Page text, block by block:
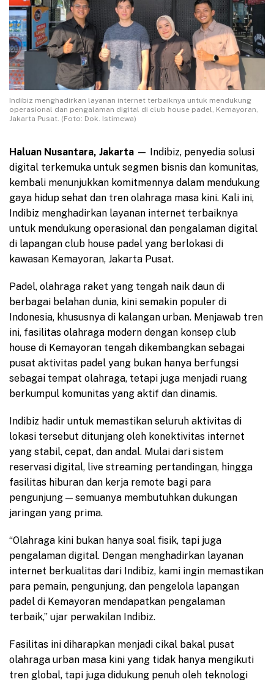
Indibiz menghadirkan layanan internet terbaiknya untuk mendukung
operasional dan pengalaman digital di club house padel, Kemayoran,
Jakarta Pusat. (Foto: Dok. Istimewa)
Haluan Nusantara, Jakarta — Indibiz, penyedia solusi
digital terkemuka untuk segmen bisnis dan komunitas,
kembali menunjukkan komitmennya dalam mendukung
gaya hidup sehat dan tren olahraga masa kini. Kali ini,
Indibiz menghadirkan layanan internet terbaiknya
untuk mendukung operasional dan pengalaman digital
di lapangan club house padel yang berlokasi di
kawasan Kemayoran, Jakarta Pusat.
Padel, olahraga raket yang tengah naik daun di
berbagai belahan dunia, kini semakin populer di
Indonesia, khususnya di kalangan urban. Menjawab tren
ini, fasilitas olahraga modern dengan konsep club
house di Kemayoran tengah dikembangkan sebagai
pusat aktivitas padel yang bukan hanya berfungsi
sebagai tempat olahraga, tetapi juga menjadi ruang
berkumpul komunitas yang aktif dan dinamis.
Indibiz hadir untuk memastikan seluruh aktivitas di
lokasi tersebut ditunjang oleh konektivitas internet
yang stabil, cepat, dan andal. Mulai dari sistem
reservasi digital, live streaming pertandingan, hingga
fasilitas hiburan dan kerja remote bagi para
pengunjung — semuanya membutuhkan dukungan
jaringan yang prima.
“Olahraga kini bukan hanya soal fisik, tapi juga
pengalaman digital. Dengan menghadirkan layanan
internet berkualitas dari Indibiz, kami ingin memastikan
para pemain, pengunjung, dan pengelola lapangan
padel di Kemayoran mendapatkan pengalaman
terbaik,” ujar perwakilan Indibiz.
Fasilitas ini diharapkan menjadi cikal bakal pusat
olahraga urban masa kini yang tidak hanya mengikuti
tren global, tapi juga didukung penuh oleh teknologi